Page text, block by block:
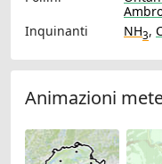
Inquinanti
NH3,
Animazioni